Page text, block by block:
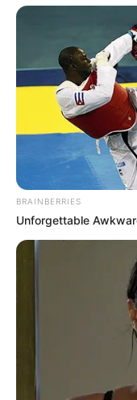
Email address:
Όλα τα κείμενα και οι
ΝΙΚΟΛΑΟΣ
αναδημοσίευση και
BRAINBERRIES
Unforgettable